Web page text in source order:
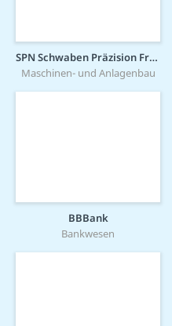
SPN Schwaben Präzision Fritz Hopf GmbH
Maschinen- und Anlagenbau
BBBank
Bankwesen